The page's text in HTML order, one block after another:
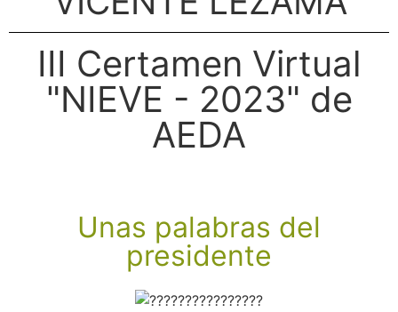
III Certamen Virtual
"NIEVE - 2023" de
AEDA
Unas palabras del
presidente